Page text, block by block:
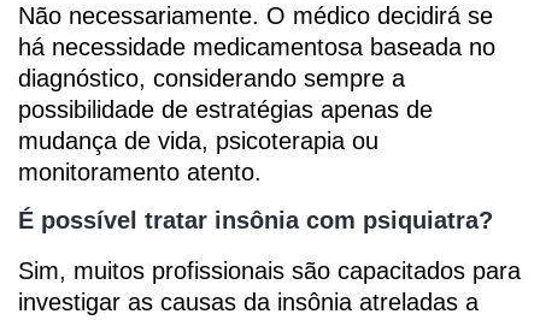
Não necessariamente. O médico decidirá se
há necessidade medicamentosa baseada no
diagnóstico, considerando sempre a
possibilidade de estratégias apenas de
mudança de vida, psicoterapia ou
monitoramento atento.
É possível tratar insônia com psiquiatra?
Sim, muitos profissionais são capacitados para
investigar as causas da insônia atreladas a